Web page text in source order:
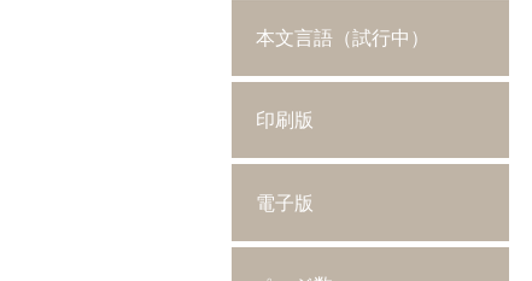
本文言語（試行中）
印刷版
電子版